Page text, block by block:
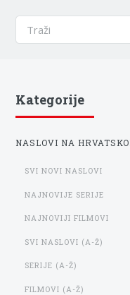
Kategorije
NASLOVI NA
SVI NOVI NASLOVI
NAJNOVIJE SERIJE
NAJNOVIJI FILMOVI
SVI NASLOVI (A-Ž)
SERIJE (A-Ž)
FILMOVI (A-Ž)